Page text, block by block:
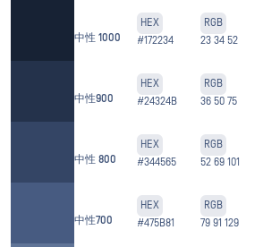
中性 1000
HEX
#172234
RGB
23 34 52
中性900
HEX
#24324B
RGB
36 50 75
中性 800
HEX
#344565
RGB
52 69 101
中性700
HEX
#475B81
RGB
79 91 129